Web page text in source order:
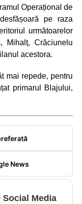
Operațional de
pe raza
următoarelor
Mihalț, Crăciunelu
acestora.
mai repede, pentru
primarul Blajului,
News
Social Media